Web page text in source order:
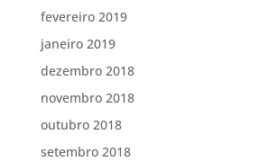
fevereiro 2019
janeiro 2019
dezembro 2018
novembro 2018
outubro 2018
setembro 2018